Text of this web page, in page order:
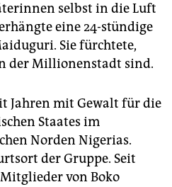
selbst in die Luft
eine 24-stündige
Sie fürchtete,
der Millionenstadt sind.
Jahren mit Gewalt für die
Staates im
Norden Nigerias.
der Gruppe. Seit
von Boko